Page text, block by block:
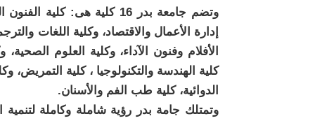
وتضم جامعة بدر 16 كلية هى:
إدارة الأعمال والاقتصاد، وكلية اللغات
الأفلام وفنون الآداء، وكلية العلوم
كلية الهندسة والتكنولوجيا ، كلية التمريض،
الدوائية، كلية طب الفم والأسنان.
وتمتلك جامة بدر رؤية شاملة وكاملة